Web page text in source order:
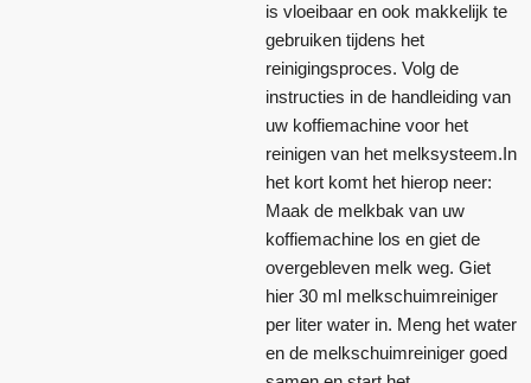
is vloeibaar en ook makkelijk te
gebruiken tijdens het
reinigingsproces. Volg de
instructies in de handleiding van
uw koffiemachine voor het
reinigen van het melksysteem.In
het kort komt het hierop neer:
Maak de melkbak van uw
koffiemachine los en giet de
overgebleven melk weg. Giet
hier 30 ml melkschuimreiniger
per liter water in. Meng het water
en de melkschuimreiniger goed